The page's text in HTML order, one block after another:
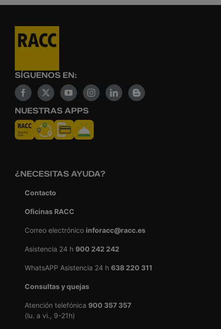
SÍGUENOS EN:
NUESTRAS APPS
¿NECESITAS AYUDA?
Contacto
Oficinas RACC
Correo electrónico inforacc@racc.es
Asistencia 24 h 900 242 242
WhatsAPP Asistencia 24 h 638 220 311
Consultas y quejas
Atención telefónica 900 357 357
(lu. a vi., 9-21h)